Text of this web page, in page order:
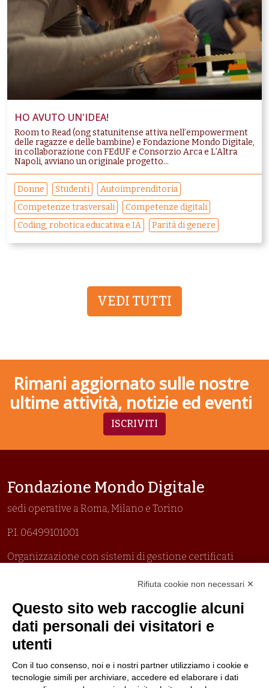
HO AVUTO UN'IDEA!
Room to Read (ong statunitense attiva nell’empowerment
delle ragazze e delle bambine) e Fondazione Mondo Digitale,
in collaborazione con FEdUF e Consorzio Arca e L’Altra
Napoli, avviano un originale progetto...
Donne Studenti
Autoimprenditoria
Competenze trasversali
Competenze digitali
Coding, robotica educativa e IA
Parità di genere
VEDI TUTTI
Rimani aggiornato sulle nostre
ultime attività, notizie ed eventi
ISCRIVITI
Fondazione Mondo Digitale
sedi operative a Roma, Milano e Torino
P.I. 06499101001
Organizzazione con sistemi di gestione certificati
Politica per la parità di genere
Politica antibullismo
Rifiuta cookie non necessari ✕
Questo sito web raccoglie alcuni
dati personali dei visitatori e
utenti
Con il tuo consenso, noi e i nostri partner utilizziamo i cookie e
tecnologie simili per archiviare, accedere ed elaborare i dati